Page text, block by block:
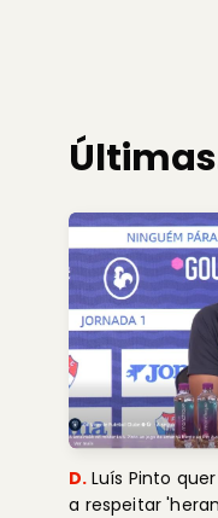
D. Luís Pinto
a respeitar